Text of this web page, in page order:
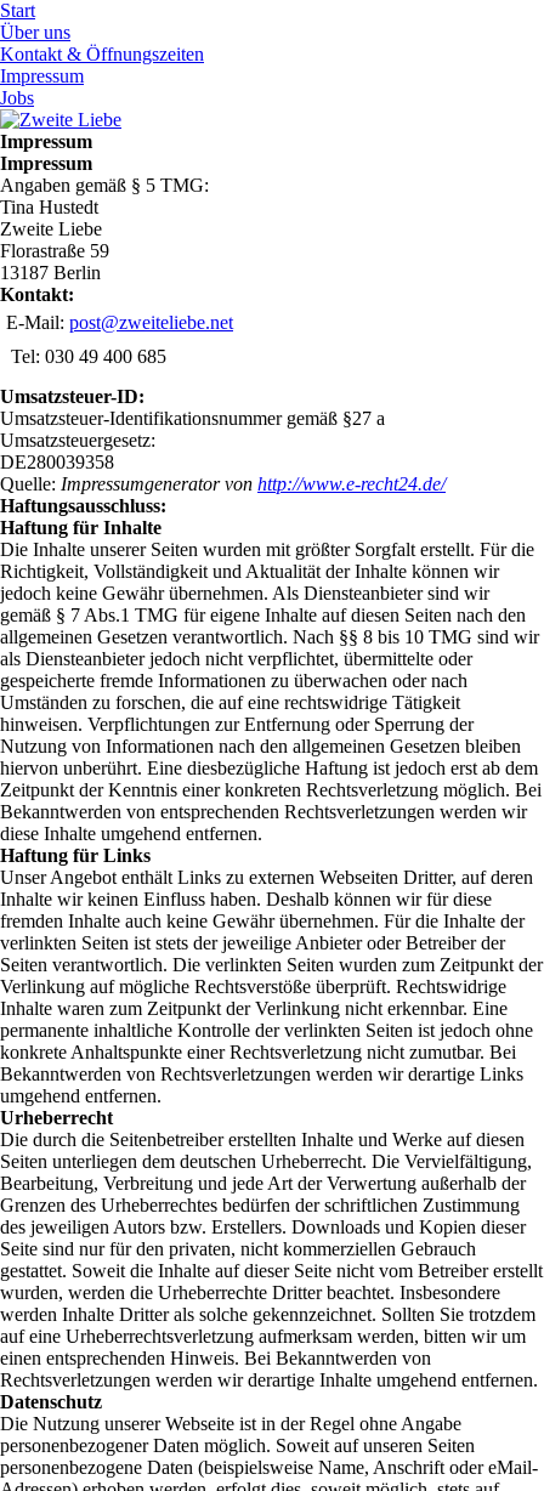
Start
Über uns
Kontakt & Öffnungszeiten
Impressum
Jobs
Impressum
Impressum
Angaben gemäß § 5 TMG:
Tina Hustedt
Zweite Liebe
Florastraße 59
13187 Berlin
Kontakt:
E-Mail: post@zweiteliebe.net
Tel: 030 49 400 685
Umsatzsteuer-ID:
Umsatzsteuer-Identifikationsnummer gemäß §27 a
Umsatzsteuergesetz:
DE280039358
Quelle: Impressumgenerator von http://www.e-recht24.de/
Haftungsausschluss:
Haftung für Inhalte
Die Inhalte unserer Seiten wurden mit größter Sorgfalt erstellt. Für die
Richtigkeit, Vollständigkeit und Aktualität der Inhalte können wir
jedoch keine Gewähr übernehmen. Als Diensteanbieter sind wir
gemäß § 7 Abs.1 TMG für eigene Inhalte auf diesen Seiten nach den
allgemeinen Gesetzen verantwortlich. Nach §§ 8 bis 10 TMG sind wir
als Diensteanbieter jedoch nicht verpflichtet, übermittelte oder
gespeicherte fremde Informationen zu überwachen oder nach
Umständen zu forschen, die auf eine rechtswidrige Tätigkeit
hinweisen. Verpflichtungen zur Entfernung oder Sperrung der
Nutzung von Informationen nach den allgemeinen Gesetzen bleiben
hiervon unberührt. Eine diesbezügliche Haftung ist jedoch erst ab dem
Zeitpunkt der Kenntnis einer konkreten Rechtsverletzung möglich. Bei
Bekanntwerden von entsprechenden Rechtsverletzungen werden wir
diese Inhalte umgehend entfernen.
Haftung für Links
Unser Angebot enthält Links zu externen Webseiten Dritter, auf deren
Inhalte wir keinen Einfluss haben. Deshalb können wir für diese
fremden Inhalte auch keine Gewähr übernehmen. Für die Inhalte der
verlinkten Seiten ist stets der jeweilige Anbieter oder Betreiber der
Seiten verantwortlich. Die verlinkten Seiten wurden zum Zeitpunkt der
Verlinkung auf mögliche Rechtsverstöße überprüft. Rechtswidrige
Inhalte waren zum Zeitpunkt der Verlinkung nicht erkennbar. Eine
permanente inhaltliche Kontrolle der verlinkten Seiten ist jedoch ohne
konkrete Anhaltspunkte einer Rechtsverletzung nicht zumutbar. Bei
Bekanntwerden von Rechtsverletzungen werden wir derartige Links
umgehend entfernen.
Urheberrecht
Die durch die Seitenbetreiber erstellten Inhalte und Werke auf diesen
Seiten unterliegen dem deutschen Urheberrecht. Die Vervielfältigung,
Bearbeitung, Verbreitung und jede Art der Verwertung außerhalb der
Grenzen des Urheberrechtes bedürfen der schriftlichen Zustimmung
des jeweiligen Autors bzw. Erstellers. Downloads und Kopien dieser
Seite sind nur für den privaten, nicht kommerziellen Gebrauch
gestattet. Soweit die Inhalte auf dieser Seite nicht vom Betreiber erstellt
wurden, werden die Urheberrechte Dritter beachtet. Insbesondere
werden Inhalte Dritter als solche gekennzeichnet. Sollten Sie trotzdem
auf eine Urheberrechtsverletzung aufmerksam werden, bitten wir um
einen entsprechenden Hinweis. Bei Bekanntwerden von
Rechtsverletzungen werden wir derartige Inhalte umgehend entfernen.
Datenschutz
Die Nutzung unserer Webseite ist in der Regel ohne Angabe
personenbezogener Daten möglich. Soweit auf unseren Seiten
personenbezogene Daten (beispielsweise Name, Anschrift oder eMail-